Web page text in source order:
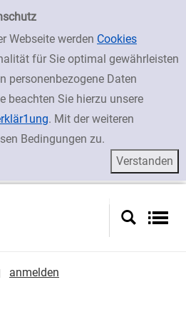
Webseite werden Cookies
für Sie optimal gewährleisten
personenbezogene Daten
beachten Sie hierzu unsere
. Mit der weiteren
Bedingungen zu.
anmelden